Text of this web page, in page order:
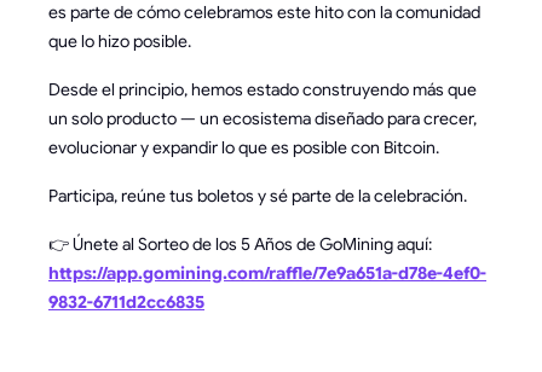
es parte de cómo celebramos este hito con la comunidad
que lo hizo posible.
Desde el principio, hemos estado construyendo más que
un solo producto — un ecosistema diseñado para crecer,
evolucionar y expandir lo que es posible con Bitcoin.
Participa, reúne tus boletos y sé parte de la celebración.
👉 Únete al Sorteo de los 5 Años de GoMining aquí:
https://app.gomining.com/raffle/7e9a651a-d78e-4ef0-
9832-6711d2cc6835